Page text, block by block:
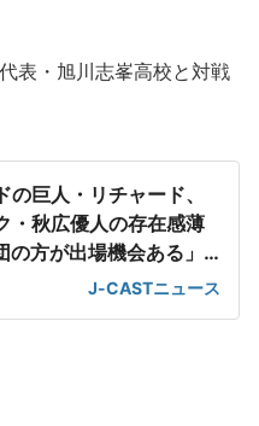
表・旭川志峯高校と対戦
の巨人・リチャード、
・秋広優人の存在感薄
方が出場機会ある」
J-CASTニュース